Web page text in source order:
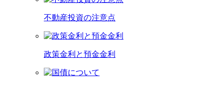
不動産投資の注意点
政策金利と預金金利